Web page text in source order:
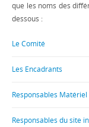
que les noms des
dessous :
Le Comité
Les Encadrants
Responsables Matériel
Responsables du site